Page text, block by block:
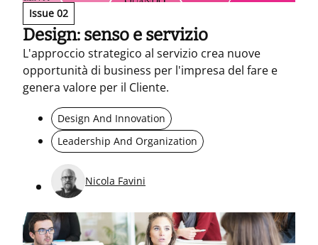
Issue 02
Design: senso e servizio
L'approccio strategico al servizio crea nuove
opportunità di business per l'impresa del fare e
genera valore per il Cliente.
Design And Innovation
Leadership And Organization
Nicola Favini